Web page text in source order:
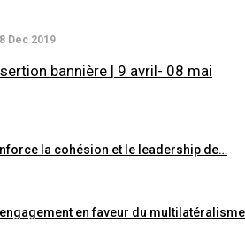
Déc 2019
la cohésion et le leadership de…
en faveur du multilatéralisme